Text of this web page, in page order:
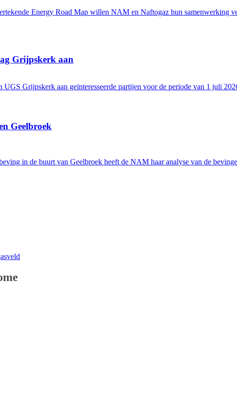
Energy Road Map willen NAM en Naftogaz hun samenwerking
Grijpskerk aan
Grijpskerk aan geïnteresseerde partijen voor de periode van 1 juli
Geelbroek
in de buurt van Geelbroek heeft de NAM haar analyse van de